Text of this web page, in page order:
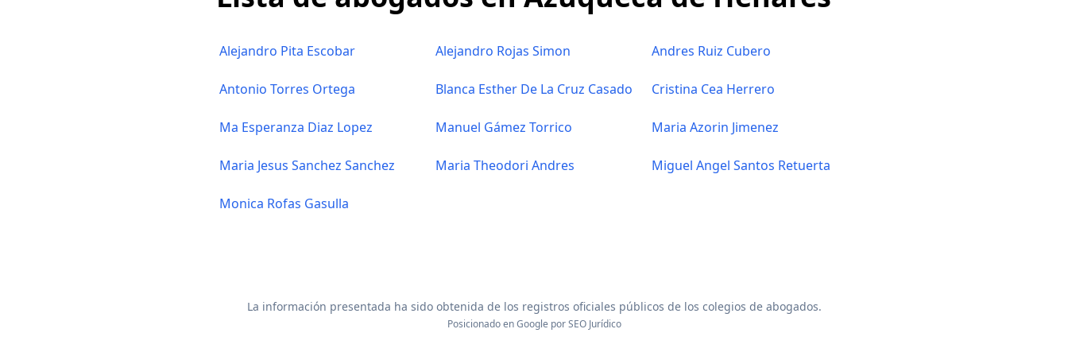
Alejandro Pita Escobar Alejandro Rojas Simon Andres Ruiz Cubero
Antonio Torres Ortega Blanca Esther De La Cruz Casado Cristina Cea Herrero
Ma Esperanza Diaz Lopez Manuel Gámez Torrico Maria Azorin Jimenez
Maria Jesus Sanchez Sanchez Maria Theodori Andres Miguel Angel Santos Retuerta
Monica Rofas Gasulla
La información presentada ha sido obtenida de los registros oficiales públicos de los colegios de abogados.
Posicionado en Google porSEO Jurídico